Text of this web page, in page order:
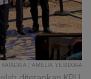
KATADATA / AMELIA YESIDORA